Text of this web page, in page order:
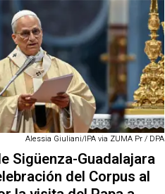
Alessia Giuliani/IPA via ZUMA Pr / DPA
Sigüenza-Guadalajara
del Corpus al